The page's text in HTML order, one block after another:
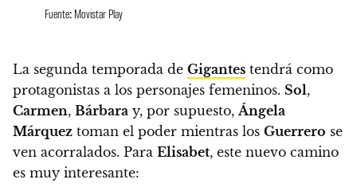
Fuente: Movistar Play
La segunda temporada de Gigantes tendrá como
protagonistas a los personajes femeninos. Sol,
Carmen, Bárbara y, por supuesto, Ángela
Márquez toman el poder mientras los Guerrero se
ven acorralados. Para Elisabet, este nuevo camino
es muy interesante: